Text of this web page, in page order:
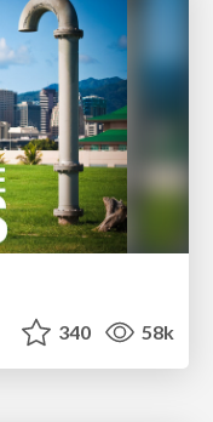
340 58k